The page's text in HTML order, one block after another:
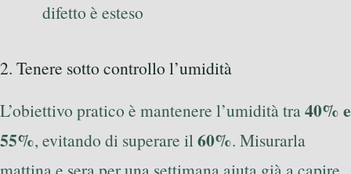
difetto è esteso
2. Tenere sotto controllo l’umidità
L’obiettivo pratico è mantenere l’umidità tra40% e
55%, evitando di superare il60%. Misurarla